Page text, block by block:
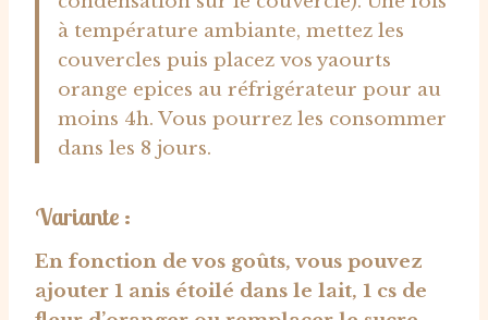
à température ambiante, mettez les
couvercles puis placez vos yaourts
orange epices au réfrigérateur pour au
moins 4h. Vous pourrez les consommer
dans les 8 jours.
Variante :
En fonction de vos goûts, vous pouvez
ajouter 1 anis étoilé dans le lait, 1 cs de